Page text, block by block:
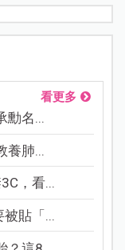
看更多
勳名...
養肺...
，看...
貼「...